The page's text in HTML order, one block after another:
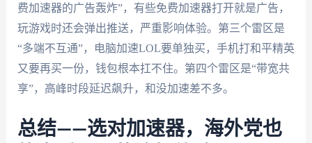
费加速器的广告轰炸”，有些免费加速器打开就是广告，
玩游戏时还会弹出推送，严重影响体验。第三个雷区是
“多端不互通”，电脑加速LOL要单独买，手机打和平精英
又要再买一份，钱包根本扛不住。第四个雷区是“带宽共
享”，高峰时段延迟飙升，和没加速差不多。
总结——选对加速器，海外党也